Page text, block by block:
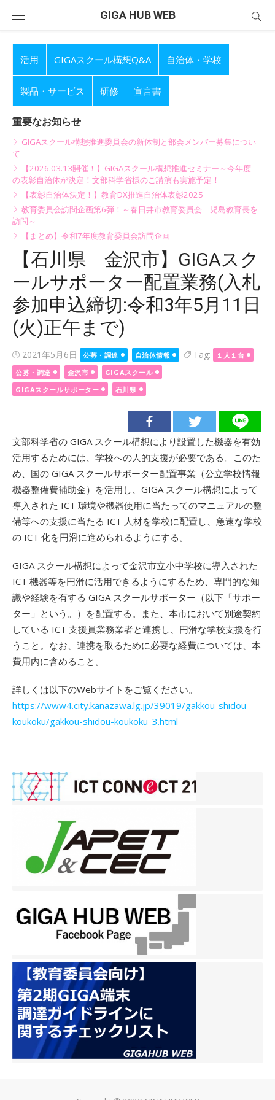
GIGA HUB WEB
活用 GIGAスクール構想Q&A 自治体・学校
製品・サービス 研修 宣言書
重要なお知らせ
GIGAスクール構想推進委員会の新体制と部会メンバー募集につい
て
【2026.03.13開催！】GIGAスクール構想推進セミナー～今年度
の表彰自治体が決定！文部科学省様のご講演も実施予定！
【表彰自治体決定！】教育DX推進自治体表彰2025
教育委員会訪問企画第6弾！～春日井市教育委員会 児島教育長を
訪問～
【まとめ】令和7年度教育委員会訪問企画
【石川県 金沢市】GIGAスク
ールサポーター配置業務(入札
参加申込締切:令和3年5月11日
(火)正午まで)
Posted
on
2021年5月6日 公募・調達 自治体情報 Tag:
１人１台
公募・調達
金沢市
GIGAスクール
GIGAスクールサポーター
石川県
文部科学省の GIGA スクール構想により設置した機器を有効
活用するためには、学校への人的支援が必要である。このた
め、国の GIGA スクールサポーター配置事業（公立学校情報
機器整備費補助金）を活用し、GIGA スクール構想によって
導入された ICT 環境や機器使用に当たってのマニュアルの整
備等への支援に当たる ICT 人材を学校に配置し、急速な学校
の ICT 化を円滑に進められるようにする。
GIGA スクール構想によって金沢市立小中学校に導入された
ICT 機器等を円滑に活用できるようにするため、専門的な知
識や経験を有する GIGA スクールサポーター（以下「サポー
ター」という。）を配置する。また、本市において別途契約
している ICT 支援員業務業者と連携し、円滑な学校支援を行
うこと。なお、連携を取るために必要な経費については、本
費用内に含めること。
詳しくは以下のWebサイトをご覧ください。
https://www4.city.kanazawa.lg.jp/39019/gakkou-shidou-
koukoku/gakkou-shidou-koukoku_3.html